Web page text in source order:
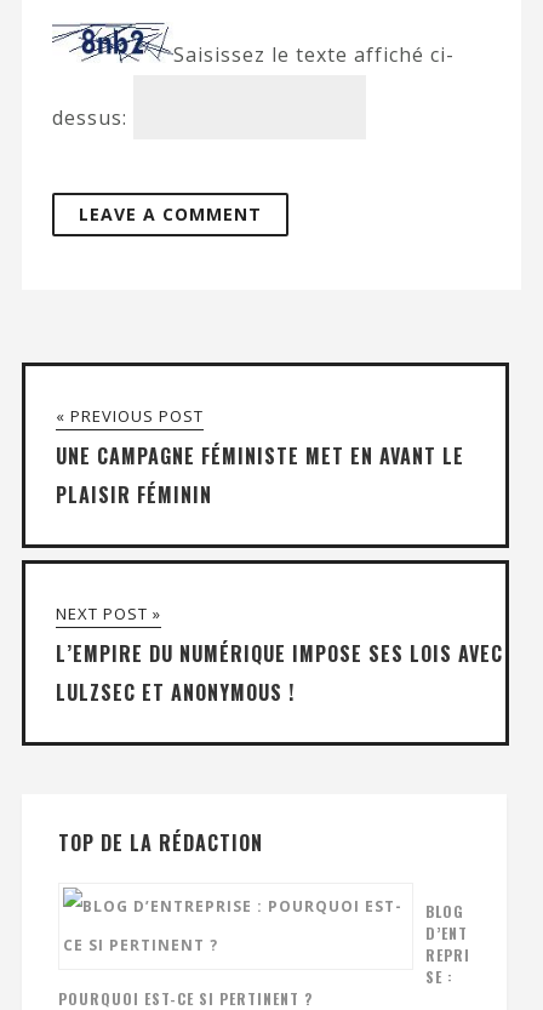
Saisissez le texte affiché ci-
dessus:
« PREVIOUS POST
UNE CAMPAGNE FÉMINISTE MET EN AVANT LE
PLAISIR FÉMININ
NEXT POST »
L’EMPIRE DU NUMÉRIQUE IMPOSE SES LOIS AVEC
LULZSEC ET ANONYMOUS !
TOP DE LA RÉDACTION
BLOG
D’ENT
REPRI
SE :
POURQUOI EST-CE SI PERTINENT ?